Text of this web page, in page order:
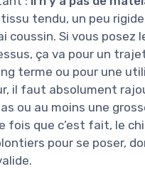
tendu, un peu
coussin. Si vous posez
ça va pour un
terme ou pour une
il faut absolument
ou au moins une
fois que c’est fait, le
pour se poser,